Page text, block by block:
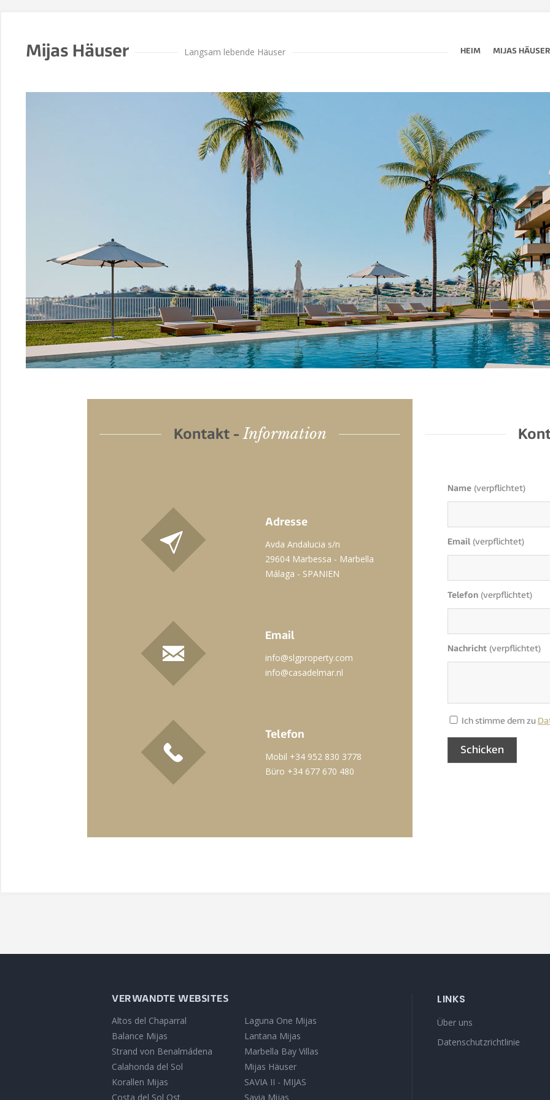
Mijas Häuser Langsam lebende Häuser HEIM MIJAS HÄUSER
Kontakt -Information
Adresse
Avda Andalucia s/n
29604 Marbessa - Marbella
Málaga - SPANIEN
Email
info@slgproperty.com
info@casadelmar.nl
Telefon
Mobil +34 952 830 3778
Büro +34 677 670 480
Name (verpflichtet)
Email (verpflichtet)
Telefon (verpflichtet)
Nachricht (verpflichtet)
Ich stimme dem zu
VERWANDTE WEBSITES
Altos del Chaparral
Balance Mijas
Strand von Benalmádena
Calahonda del Sol
Korallen Mijas
Costa del Sol Ost
Laguna One Mijas
Lantana Mijas
Marbella Bay Villas
Mijas Häuser
SAVIA II - MIJAS
Savia Mijas
LINKS
Über uns
Datenschutzrichtlinie